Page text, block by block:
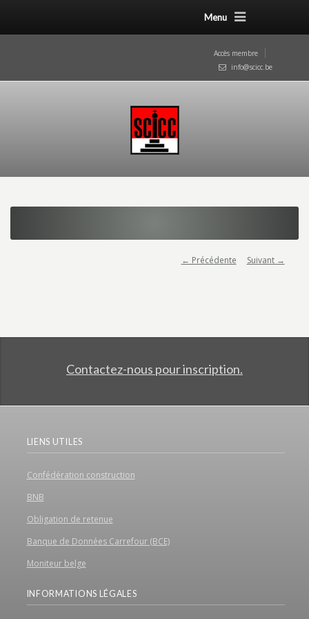
Menu
Accès membre
info@scicc.be
← Précédente Suivant →
Contactez-nous pour inscription.
LIENS UTILES
Confédération construction
BNB
Obligation de retenue
Banque de Données Carrefour (BCE)
Moniteur belge
INFORMATIONS LÉGALES